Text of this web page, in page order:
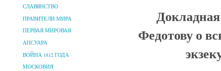
СЛАВЯНСТВО
ПРАВИТЕЛИ МИРА
ПЕРВАЯ МИРОВАЯ
АПСУАРА
ВОЙНА 1812 ГОДА
МОСКОВИЯ
Федотову о